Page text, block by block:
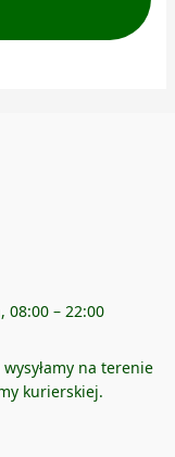
08:00 – 22:00
wysyłamy na terenie
kurierskiej.